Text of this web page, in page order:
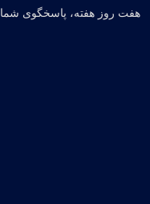
هفت روز هفته، پاسخگوی